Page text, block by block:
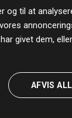
websites
og til at
givet dem,
AFVIS